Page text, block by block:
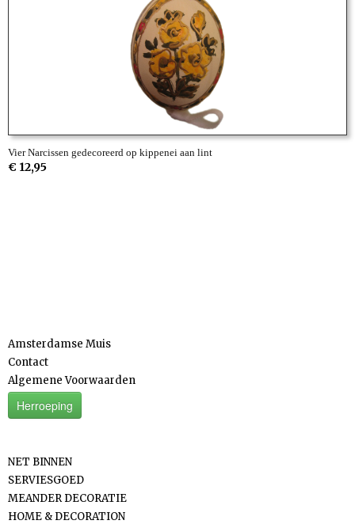
Vier Narcissen gedecoreerd op kippenei aan lint
€ 12,95
Amsterdamse Muis
Contact
Algemene Voorwaarden
Herroeping
NET BINNEN
SERVIESGOED
MEANDER DECORATIE
HOME & DECORATION